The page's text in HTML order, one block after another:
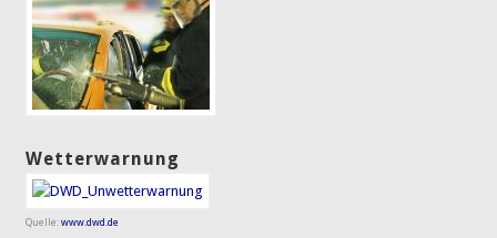
Wetterwarnung
Quelle:www.dwd.de